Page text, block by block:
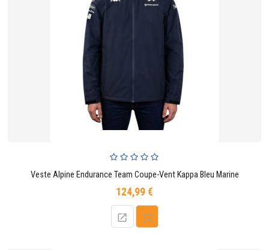
Veste Alpine Endurance Team Coupe-Vent Kappa Bleu Marine
124,99 €